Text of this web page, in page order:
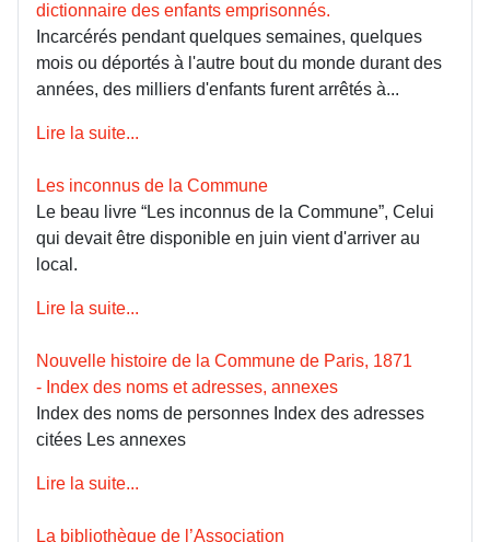
dictionnaire des enfants emprisonnés.
Incarcérés pendant quelques semaines, quelques
mois ou déportés à l'autre bout du monde durant des
années, des milliers d'enfants furent arrêtés à...
Lire la suite...
Les inconnus de la Commune
Le beau livre “Les inconnus de la Commune”, Celui
qui devait être disponible en juin vient d'arriver au
local.
Lire la suite...
Nouvelle histoire de la Commune de Paris, 1871
- Index des noms et adresses, annexes
Index des noms de personnes Index des adresses
citées Les annexes
Lire la suite...
La bibliothèque de l’Association